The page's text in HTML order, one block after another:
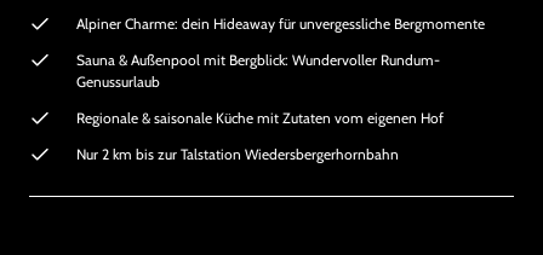
Alpiner Charme: dein Hideaway für unvergessliche Bergmomente
Sauna & Außenpool mit Bergblick: Wundervoller Rundum-
Genussurlaub
Regionale & saisonale Küche mit Zutaten vom eigenen Hof
Nur 2 km bis zur Talstation Wiedersbergerhornbahn